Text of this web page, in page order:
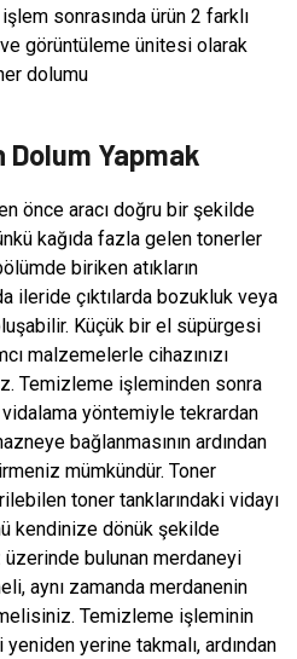
sonrasında ürün 2 farklı
ve görüntüleme ünitesi olarak
dolumu
Dolum Yapmak
önce aracı doğru bir şekilde
kağıda fazla gelen tonerler
biriken atıkların
ileride çıktılarda bozukluk veya
Küçük bir el süpürgesi
malzemelerle cihazınızı
Temizleme işleminden sonra
yöntemiyle tekrardan
bağlanmasının ardından
mümkündür. Toner
toner tanklarındaki vidayı
kendinize dönük şekilde
bulunan merdaneyi
aynı zamanda merdanenin
Temizleme işleminin
yeniden yerine takmalı, ardından